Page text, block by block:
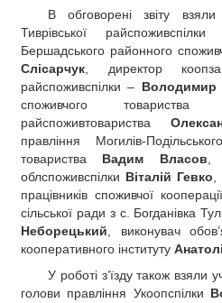
В обговорені звіту
Тиврівської
Бершадського районного
Слісарчук , директор
райспоживспілки – Володимир
споживчого товариства
райспоживтовариства
правління Могилів-
товариства Вадим Власов ,
облспоживспілки Віталій Гевко
працівників споживчої
сільської ради з с. Богданівка
Неборецький , виконувач
кооперативного інституту
У роботі з’їзду також взяли
голови правління Укоопспілки